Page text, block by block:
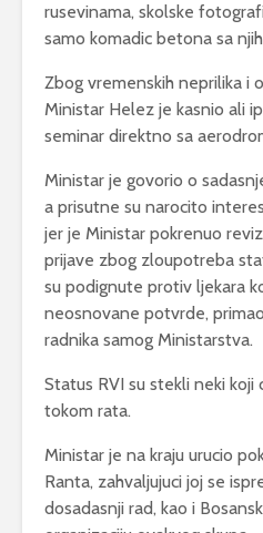
rusevinama, skolske
samo komadic betona sa
Zbog vremenskih neprilika i
Ministar Helez je kasnio ali
seminar direktno sa
Ministar je govorio o
a prisutne su narocito
jer je Ministar pokrenuo
prijave zbog zloupotreba
su podignute protiv ljekara
neosnovane potvrde,
radnika samog Ministarstva.
Status RVI su stekli neki koji
tokom rata.
Ministar je na kraju urucio
Ranta, zahvaljujuci joj se
dosadasnji rad, kao i